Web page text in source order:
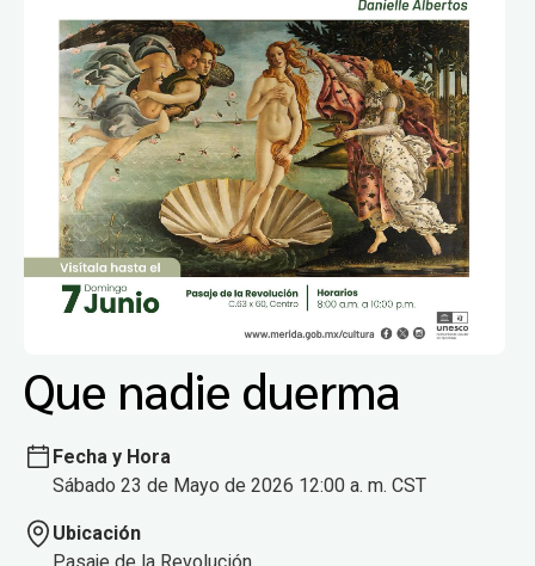
Que nadie duerma
Fecha y Hora
Sábado 23 de Mayo de 2026 12:00 a. m. CST
Ubicación
Pasaje de la Revolución